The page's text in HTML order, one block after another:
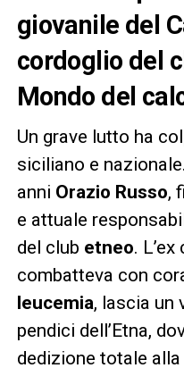
giovanile del
cordoglio del
Mondo del
Un grave lutto ha
siciliano e
anni Orazio Russo,
e attuale
del club etneo.
combatteva con
leucemia, lascia un
pendici dell’Etna,
dedizione totale alla